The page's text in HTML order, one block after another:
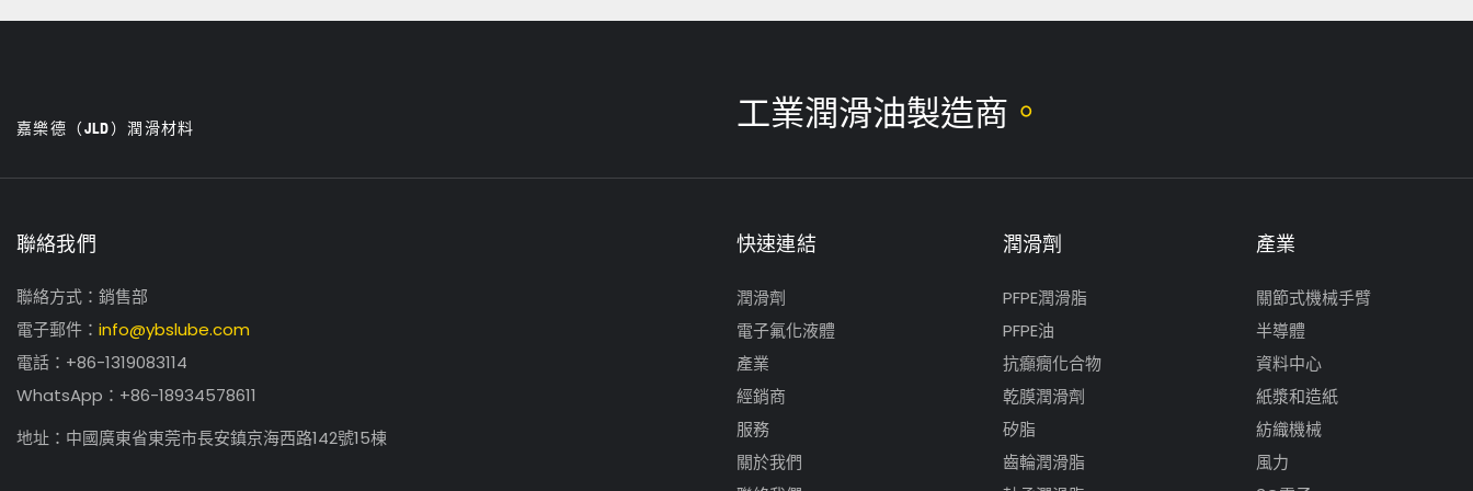
嘉樂德（JLD）潤滑材料 工業潤滑油製造商 。
聯絡我們
聯絡方式：銷售部
電子郵件： info@ybslube.com
電話：+86-1319083114
WhatsApp：+86-18934578611
地址：中國廣東省東莞市長安鎮京海西路142號15棟
快速連結
潤滑劑
電子氟化液體
產業
經銷商
服務
關於我們
潤滑劑
PFPE潤滑脂
PFPE油
抗癲癇化合物
乾膜潤滑劑
矽脂
齒輪潤滑脂
產業
關節式機械手臂
半導體
資料中心
紙漿和造紙
紡織機械
風力